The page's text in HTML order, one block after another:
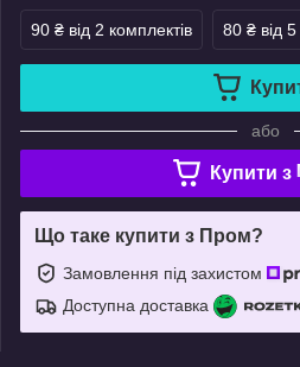
90 ₴ від 2 комплектів 80 ₴ від
або
Купити з
Що таке купити з Пром?
Замовлення під захистом
Доступна доставка